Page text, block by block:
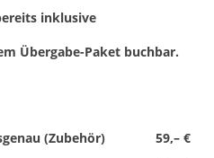
inklusive
Übergabe-Paket buchbar.
59,– €
(Zubehör)